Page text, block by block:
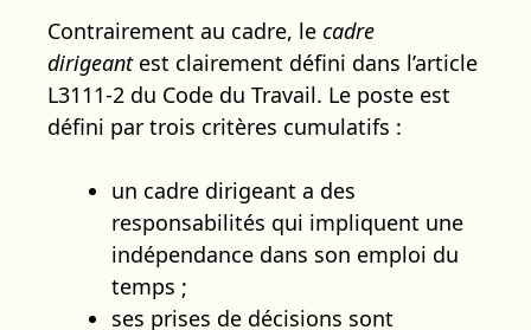
Contrairement au cadre, le cadre
dirigeant est clairement défini dans l’article
L3111-2 du Code du Travail. Le poste est
défini par trois critères cumulatifs :
un cadre dirigeant a des
responsabilités qui impliquent une
indépendance dans son emploi du
temps ;
ses prises de décisions sont